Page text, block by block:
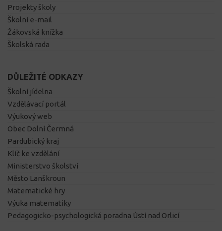
Projekty školy
Školní e-mail
Žákovská knížka
Školská rada
DŮLEŽITÉ ODKAZY
Školní jídelna
Vzdělávací portál
Výukový web
Obec Dolní Čermná
Pardubický kraj
Klíč ke vzdělání
Ministerstvo školství
Město Lanškroun
Matematické hry
Výuka matematiky
Pedagogicko-psychologická poradna Ústí nad Orlicí